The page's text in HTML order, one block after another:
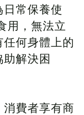
常保養使
用，無法立
何身體上的
解決困
費者享有商